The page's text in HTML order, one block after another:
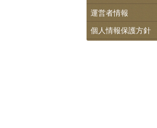
運営者情報
個人情報保護方針